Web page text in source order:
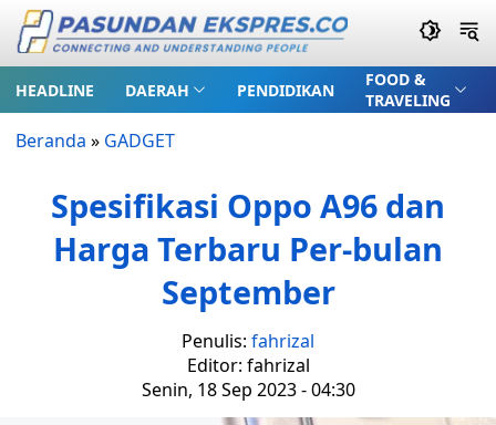
HEADLINE DAERAH PENDIDIKAN
FOOD &
TRAVELING
Beranda » GADGET
Spesifikasi Oppo A96 dan
Harga Terbaru Per-bulan
September
Penulis: fahrizal
Editor: fahrizal
Senin, 18 Sep 2023 - 04:30